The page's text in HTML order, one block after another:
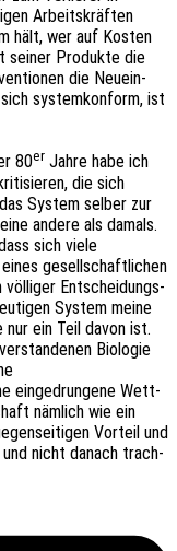
Arbeits­kräf­ten
hält, wer auf Kosten
seiner Produk­te die
die Neuein­
system­kon­form, ist
80er Jahre habe ich
die sich
System selber zur
andere als damals.
sich viele
gesell­schaft­li­chen
völli­ger Entschei­dungs­
System meine
ein Teil davon ist.
Biolo­gie
einge­drun­ge­ne Wett­
nämlich wie ein
Vorteil und
und nicht danach trach­